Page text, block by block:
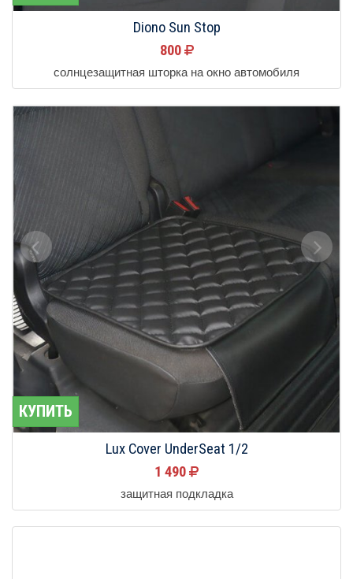
Diono Sun Stop
800
солнцезащитная шторка на окно автомобиля
КУПИТЬ
Lux Cover UnderSeat 1/2
1 490
защитная подкладка